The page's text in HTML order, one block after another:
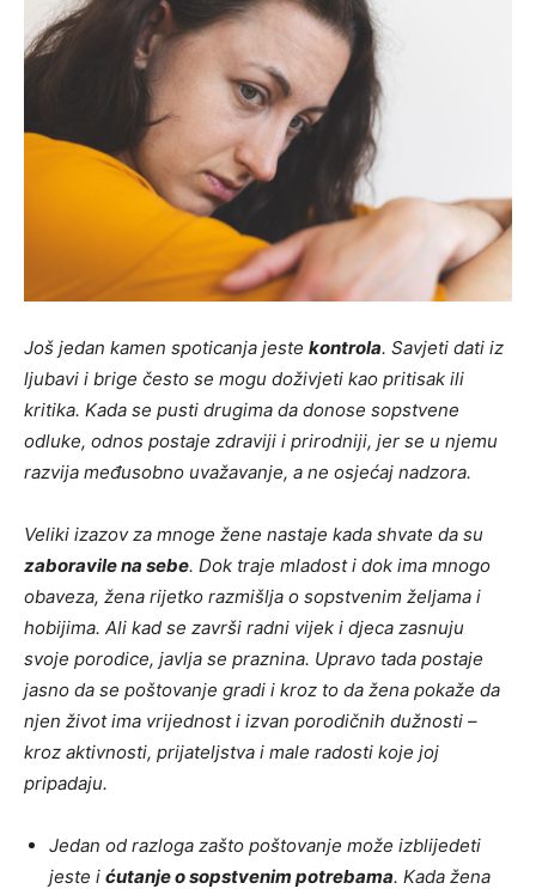
Još jedan kamen spoticanja jeste kontrola. Savjeti dati iz
ljubavi i brige često se mogu doživjeti kao pritisak ili
kritika. Kada se pusti drugima da donose sopstvene
odluke, odnos postaje zdraviji i prirodniji, jer se u njemu
razvija međusobno uvažavanje, a ne osjećaj nadzora.
Veliki izazov za mnoge žene nastaje kada shvate da su
zaboravile na sebe. Dok traje mladost i dok ima mnogo
obaveza, žena rijetko razmišlja o sopstvenim željama i
hobijima. Ali kad se završi radni vijek i djeca zasnuju
svoje porodice, javlja se praznina. Upravo tada postaje
jasno da se poštovanje gradi i kroz to da žena pokaže da
njen život ima vrijednost i izvan porodičnih dužnosti –
kroz aktivnosti, prijateljstva i male radosti koje joj
pripadaju.
Jedan od razloga zašto poštovanje može izblijedeti
jeste i ćutanje o sopstvenim potrebama. Kada žena